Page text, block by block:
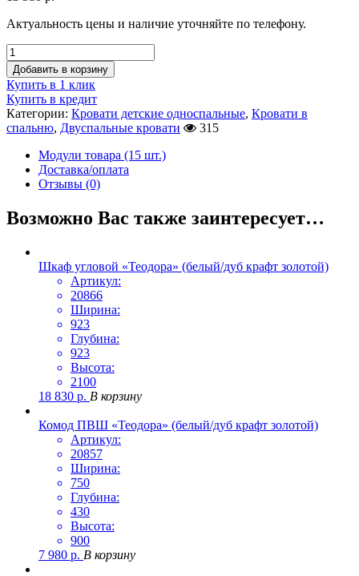
Актуальность цены и наличие уточняйте по телефону.
Добавить в корзину
Купить в 1 клик
Купить в кредит
Категории: Кровати детские односпальные, Кровати в
спальню, Двуспальные кровати
315
Модули товара (15 шт.)
Доставка/оплата
Отзывы (0)
Возможно Вас также заинтересует…
Шкаф угловой «Теодора» (белый/дуб крафт золотой)
Артикул:
20866
Ширина:
923
Глубина:
923
Высота:
2100
18 830 р. В корзину
Комод ПВШ «Теодора» (белый/дуб крафт золотой)
Артикул:
20857
Ширина:
750
Глубина:
430
Высота:
900
7 980 р. В корзину